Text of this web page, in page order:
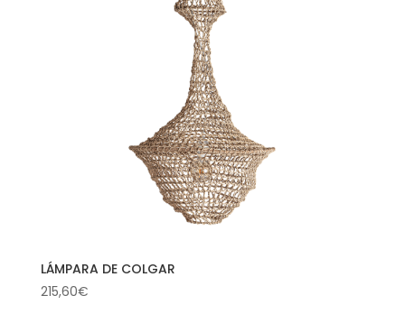
LÁMPARA DE COLGAR
215,60€